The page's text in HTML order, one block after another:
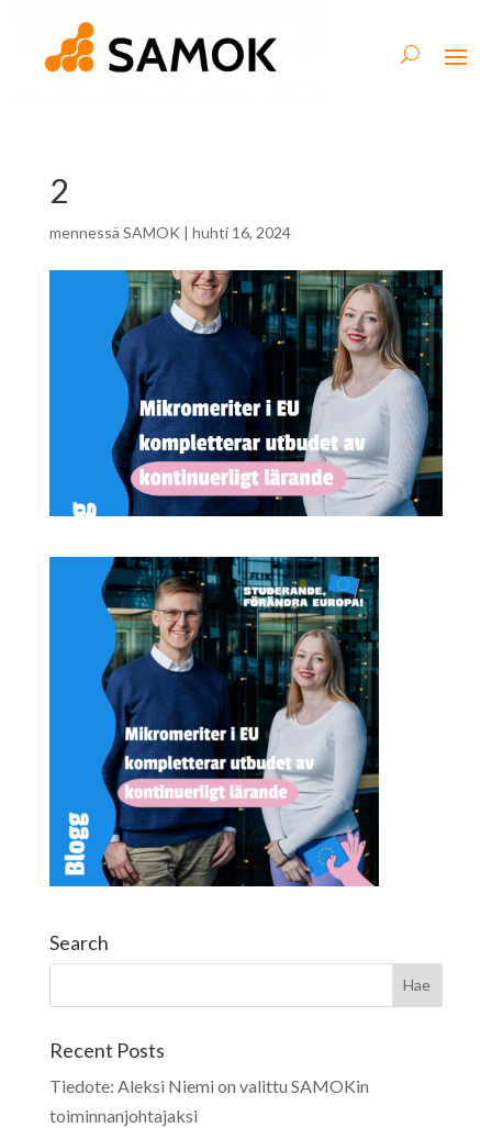
2
mennessä SAMOK | huhti 16, 2024
Search
Recent Posts
Tiedote: Aleksi Niemi on valittu SAMOKin
toiminnanjohtajaksi